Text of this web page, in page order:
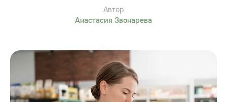
Автор
Анастасия Звонарева